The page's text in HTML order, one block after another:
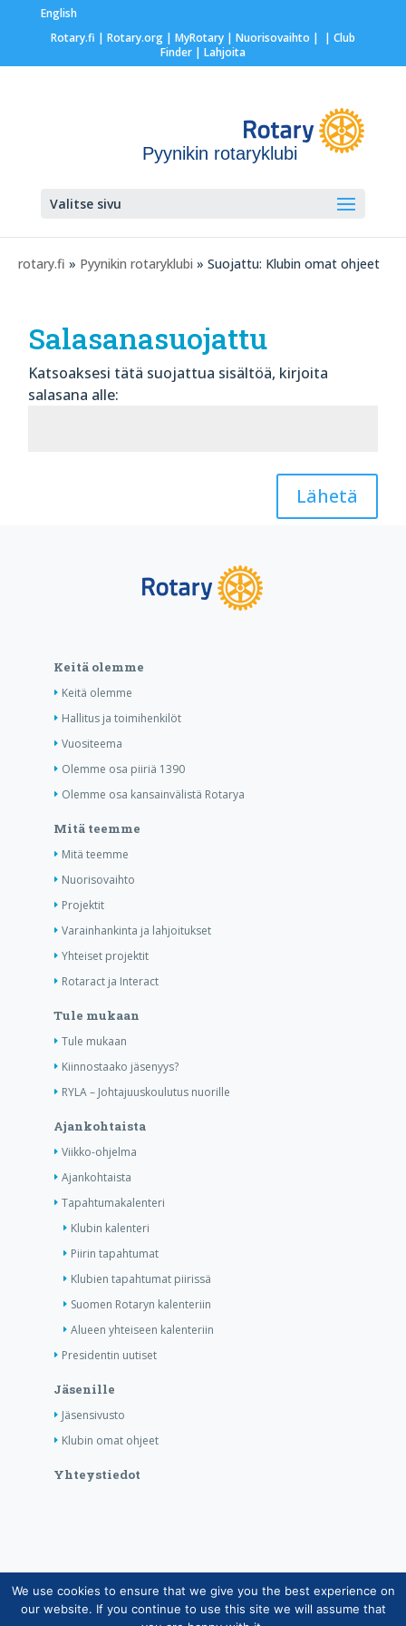
English
Rotary.fi | Rotary.org| MyRotary | Nuorisovaihto | | Club
Finder| Lahjoita
Pyynikin rotaryklubi
Valitse sivu
rotary.fi » Pyynikin rotaryklubi » Suojattu: Klubin omat ohjeet
Salasanasuojattu
Katsoaksesi tätä suojattua sisältöä, kirjoita
salasana alle:
Lähetä
Keitä olemme
Keitä olemme
Hallitus ja toimihenkilöt
Vuositeema
Olemme osa piiriä 1390
Olemme osa kansainvälistä Rotarya
Mitä teemme
Mitä teemme
Nuorisovaihto
Projektit
Varainhankinta ja lahjoitukset
Yhteiset projektit
Rotaract ja Interact
Tule mukaan
Tule mukaan
Kiinnostaako jäsenyys?
RYLA – Johtajuuskoulutus nuorille
Ajankohtaista
Viikko-ohjelma
Ajankohtaista
Tapahtumakalenteri
Klubin kalenteri
Piirin tapahtumat
Klubien tapahtumat piirissä
Suomen Rotaryn kalenteriin
Alueen yhteiseen kalenteriin
Presidentin uutiset
Jäsenille
Jäsensivusto
Klubin omat ohjeet
Yhteystiedot
Copyright © Suomen Rotarypalvelu ry 2026 |
Jäsentietojärjestelmän tietosuojaseloste|Henkilötietojen
We use cookies to ensure that we give you the best experience on
our website. If you continue to use this site we will assume that